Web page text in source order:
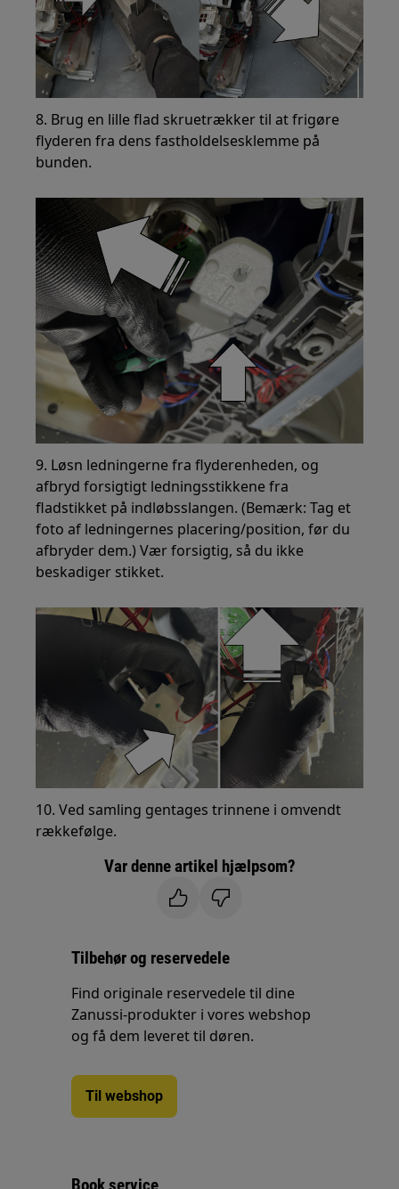
8. Brug en lille flad skruetrækker til at frigøre
flyderen fra dens fastholdelsesklemme på
bunden.
9. Løsn ledningerne fra flyderenheden, og
afbryd forsigtigt ledningsstikkene fra
fladstikket på indløbsslangen. (Bemærk: Tag et
foto af ledningernes placering/position, før du
afbryder dem.) Vær forsigtig, så du ikke
beskadiger stikket.
10. Ved samling gentages trinnene i omvendt
rækkefølge.
Var denne artikel hjælpsom?
Tilbehør og reservedele
Find originale reservedele til dine
Zanussi-produkter i vores webshop
og få dem leveret til døren.
Til webshop
Book service